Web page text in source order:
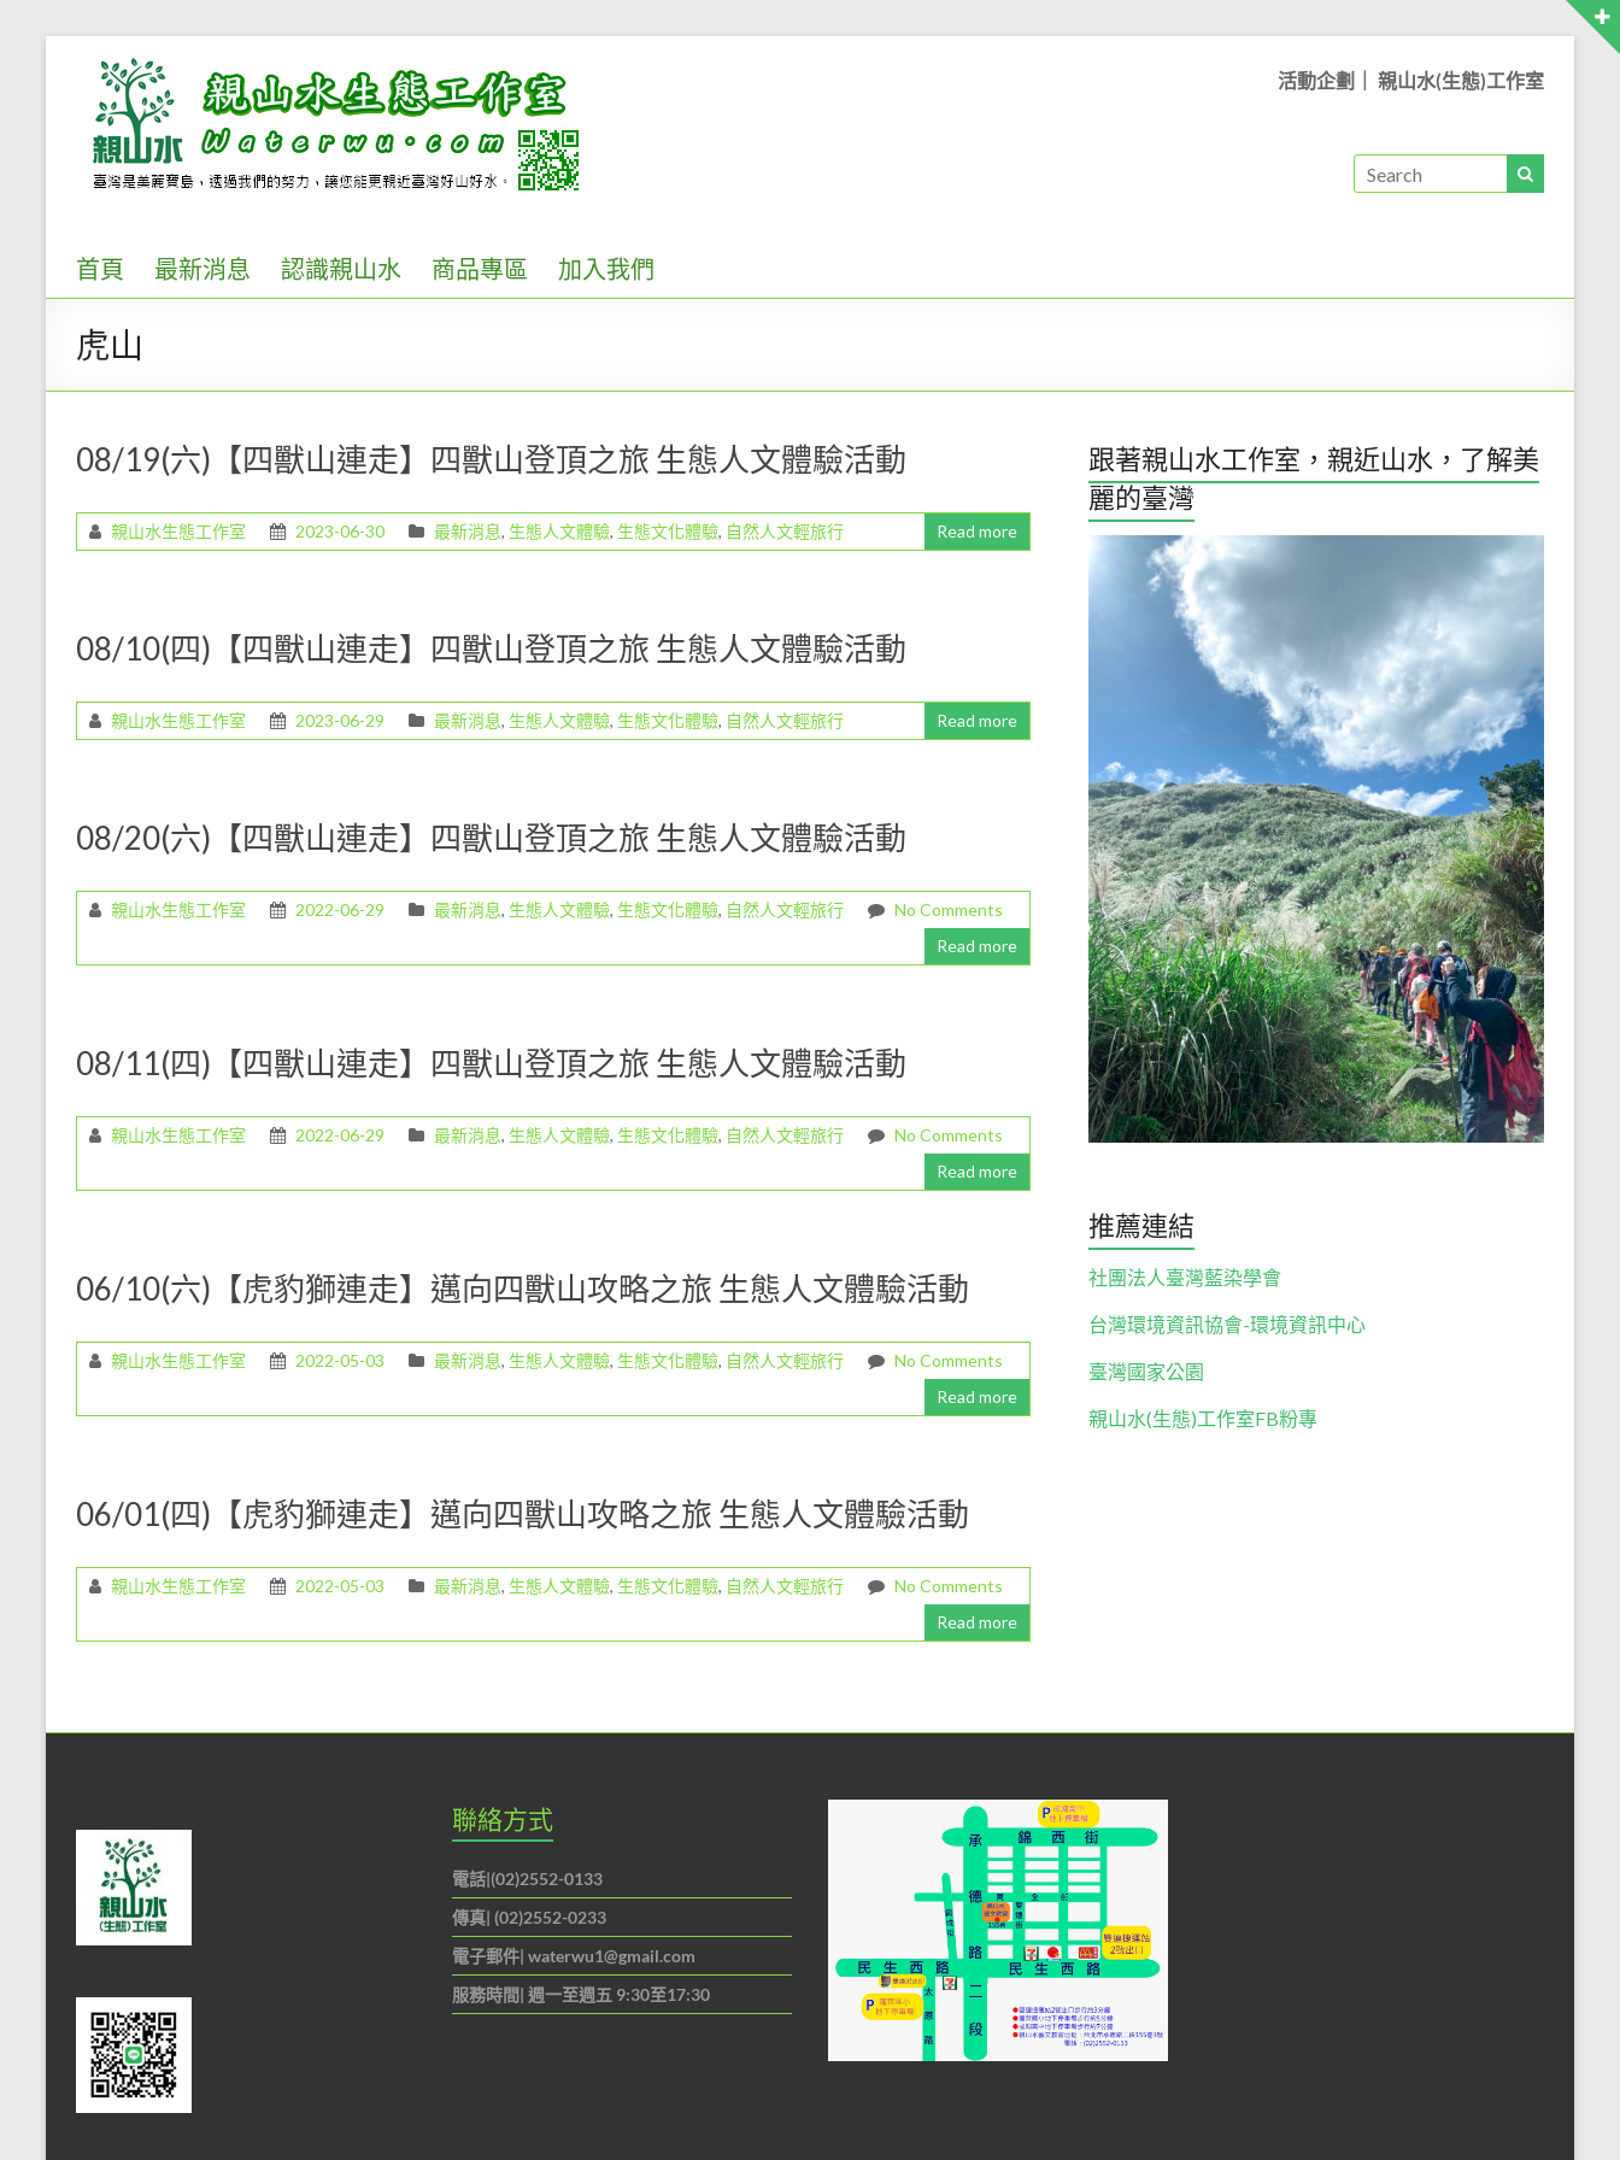
content親
山
水
態
工
作
室..
環
解
說
作，
一
份
人
愉
悅
但
是
的
務。
期
們
支
們
對
尊
度，
家
做
最
佳
活動企劃｜ 親山水(生態)工作室
首頁 最新消息 認識親山水 商品專區 加入我們
虎山
08/19(六)【四獸山連走】四獸山登頂之旅 生態人文體驗活動
親山水生態工作室 2023-06-30 最新消息, 生態人文體驗, 生態文化體驗, 自然人文輕旅行 Read more
08/10(四)【四獸山連走】四獸山登頂之旅 生態人文體驗活動
親山水生態工作室 2023-06-29 最新消息, 生態人文體驗, 生態文化體驗, 自然人文輕旅行 Read more
08/20(六)【四獸山連走】四獸山登頂之旅 生態人文體驗活動
親山水生態工作室 2022-06-29 最新消息, 生態人文體驗, 生態文化體驗, 自然人文輕旅行
No Comments
Read more
08/11(四)【四獸山連走】四獸山登頂之旅 生態人文體驗活動
親山水生態工作室 2022-06-29 最新消息, 生態人文體驗, 生態文化體驗, 自然人文輕旅行
No Comments
Read more
06/10(六)【虎豹獅連走】邁向四獸山攻略之旅 生態人文體驗活動
親山水生態工作室 2022-05-03 最新消息, 生態人文體驗, 生態文化體驗, 自然人文輕旅行
No Comments
Read more
06/01(四)【虎豹獅連走】邁向四獸山攻略之旅 生態人文體驗活動
親山水生態工作室 2022-05-03 最新消息, 生態人文體驗, 生態文化體驗, 自然人文輕旅行
No Comments
Read more
跟著親山水工作室，親近山水，了解美
麗的臺灣
推薦連結
社團法人臺灣藍染學會
台灣環境資訊協會-環境資訊中心
臺灣國家公園
親山水(生態)工作室FB粉專
聯絡方式
電話|(02)2552-0133
傳真| (02)2552-0233
電子郵件| waterwu1@gmail.com
服務時間| 週一至週五 9:30至17:30